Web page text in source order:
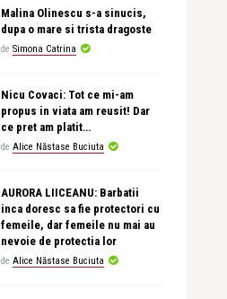
Malina Olinescu s-a sinucis,
dupa o mare si trista dragoste
de Simona Catrina
Nicu Covaci: Tot ce mi-am
propus in viata am reusit! Dar
ce pret am platit…
de Alice Năstase Buciuta
AURORA LIICEANU: Barbatii
inca doresc sa fie protectori cu
femeile, dar femeile nu mai au
nevoie de protectia lor
de Alice Năstase Buciuta